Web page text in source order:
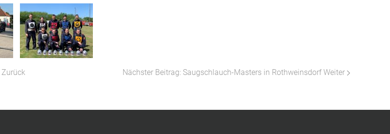
Zurück Nächster Beitrag: Saugschlauch-Masters in RothweinsdorfWeiter